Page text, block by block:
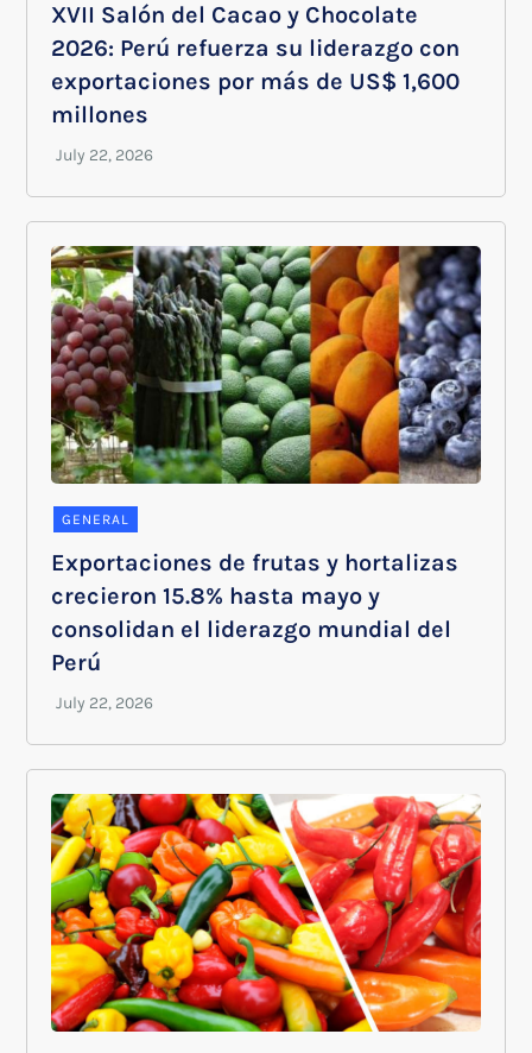
XVII Salón del Cacao y Chocolate
2026: Perú refuerza su liderazgo con
exportaciones por más de US$ 1,600
millones
GENERAL
Exportaciones de frutas y hortalizas
crecieron 15.8% hasta mayo y
consolidan el liderazgo mundial del
Perú